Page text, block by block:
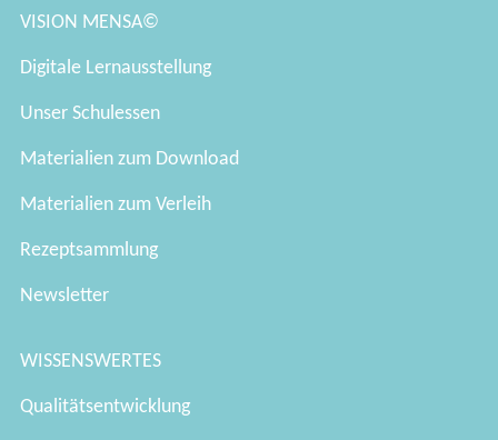
VISION MENSA©
Digitale Lernausstellung
Unser Schulessen
Materialien zum Download
Materialien zum Verleih
Rezeptsammlung
Newsletter
WISSENSWERTES
Qualitätsentwicklung